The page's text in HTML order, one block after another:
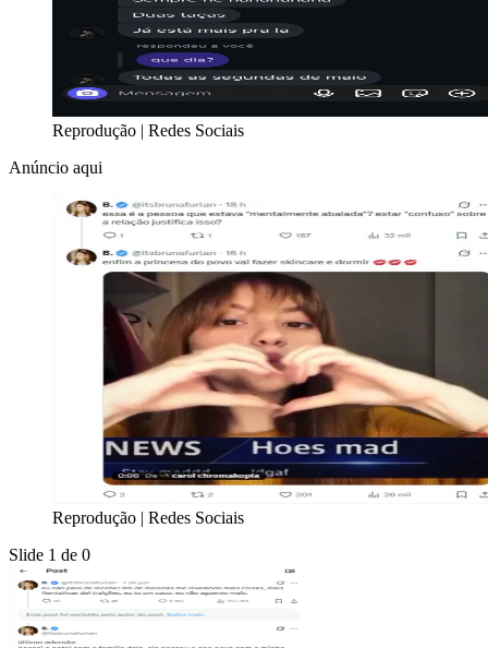
Reprodução | Redes Sociais
Anúncio aqui
Reprodução | Redes Sociais
Slide 1 de 0